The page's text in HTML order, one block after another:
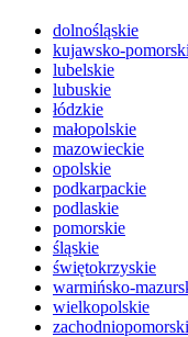
dolnośląskie
kujawsko-
lubelskie
lubuskie
łódzkie
małopolskie
mazowieckie
opolskie
podkarpackie
podlaskie
pomorskie
śląskie
świętokrzyskie
warmińsko-
wielkopolskie